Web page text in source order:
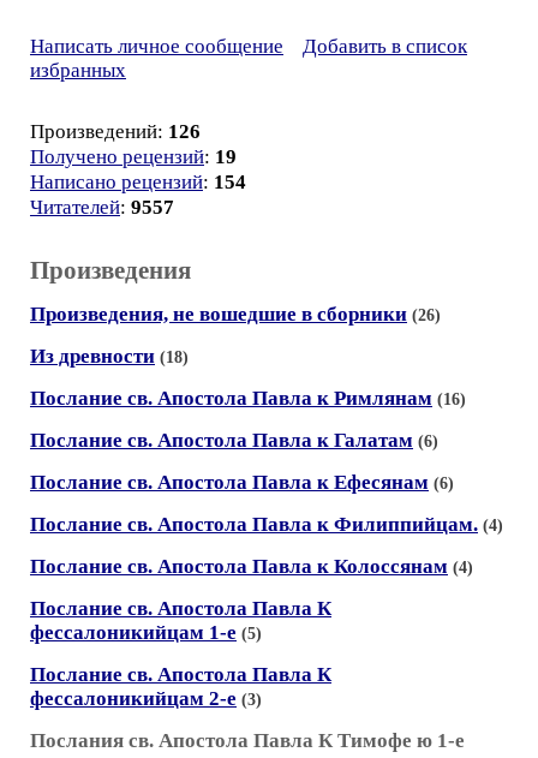
Написать личное сообщение
Добавить в список
избранных
Произведений: 126
Получено рецензий: 19
Написано рецензий: 154
Читателей: 9557
Произведения
Произведения, не вошедшие в сборники (26)
Из древности (18)
Послание св. Апостола Павла к Римлянам (16)
Послание св. Апостола Павла к Галатам (6)
Послание св. Апостола Павла к Ефесянам (6)
Послание св. Апостола Павла к Филиппийцам. (4)
Послание св. Апостола Павла к Колоcсянам (4)
Послание св. Апостола Павла К
фессалоникийцам 1-е (5)
Послание св. Апостола Павла К
фессалоникийцам 2-е (3)
Послания св. Апостола Павла К Тимофе ю 1-е